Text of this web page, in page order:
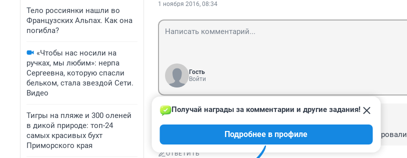
Тело россиянки нашли во
Французских Альпах. Как она
погибла?
«Чтобы нас носили на
ручках, мы любим»: нерпа
Сергеевна, которую спасли
бельком, стала звездой Сети.
Видео
Тигры на пляже и 300 оленей
в дикой природе: топ-24
самых красивых бухт
Приморского края
1 ноября 2016, 08:34
Гость
Войти
Гость
так надо же сохранить до следующего парада!!!! законсервировали
ОТВЕТИТЬ
Получай награды за комментарии и другие задания!
Подробнее в профиле